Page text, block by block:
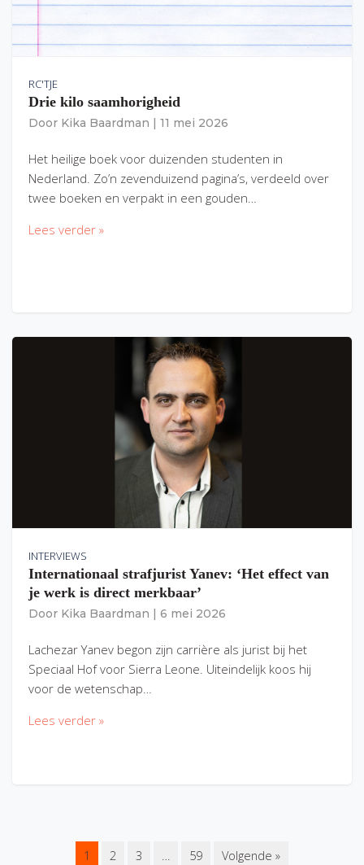
RC'TJE
Drie kilo saamhorigheid
Door Kika Baardman 11 mei 2026
Het heilige boek voor duizenden studenten in
Nederland. Zo’n zevenduizend pagina’s, verdeeld over
twee boeken en verpakt in een gouden…
Lees verder »
INTERVIEWS
Internationaal strafjurist Yanev: ‘Het effect van
je werk is direct merkbaar’
Door Kika Baardman 6 mei 2026
Lachezar Yanev begon zijn carrière als jurist bij het
Speciaal Hof voor Sierra Leone. Uiteindelijk koos hij
voor de wetenschap…
Lees verder »
1 2 3 … 59 Volgende »